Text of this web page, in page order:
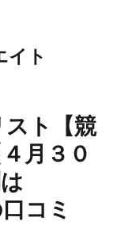
イト
ト【競
月３０
コミ